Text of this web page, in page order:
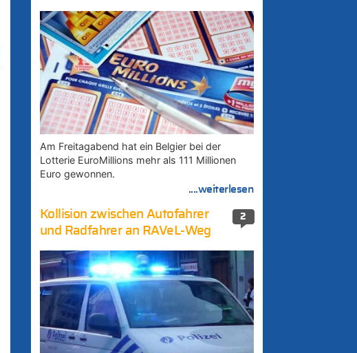
Am Freitagabend hat ein Belgier bei der
Lotterie EuroMillions mehr als 111 Millionen
Euro gewonnen.
....weiterlesen
2
Kollision zwischen Autofahrer
und Radfahrer an RAVeL-Weg